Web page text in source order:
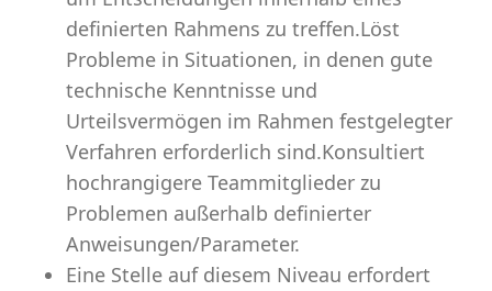
definierten Rahmens zu treffen.Löst
Probleme in Situationen, in denen gute
technische Kenntnisse und
Urteilsvermögen im Rahmen festgelegter
Verfahren erforderlich sind.Konsultiert
hochrangigere Teammitglieder zu
Problemen außerhalb definierter
Anweisungen/Parameter.
Eine Stelle auf diesem Niveau erfordert